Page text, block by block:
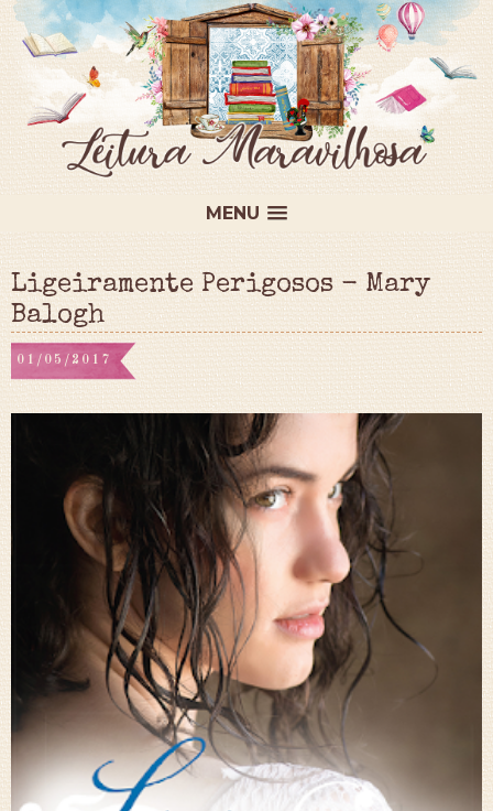
MENU
Ligeiramente Perigosos - Mary
Balogh
01/05/2017